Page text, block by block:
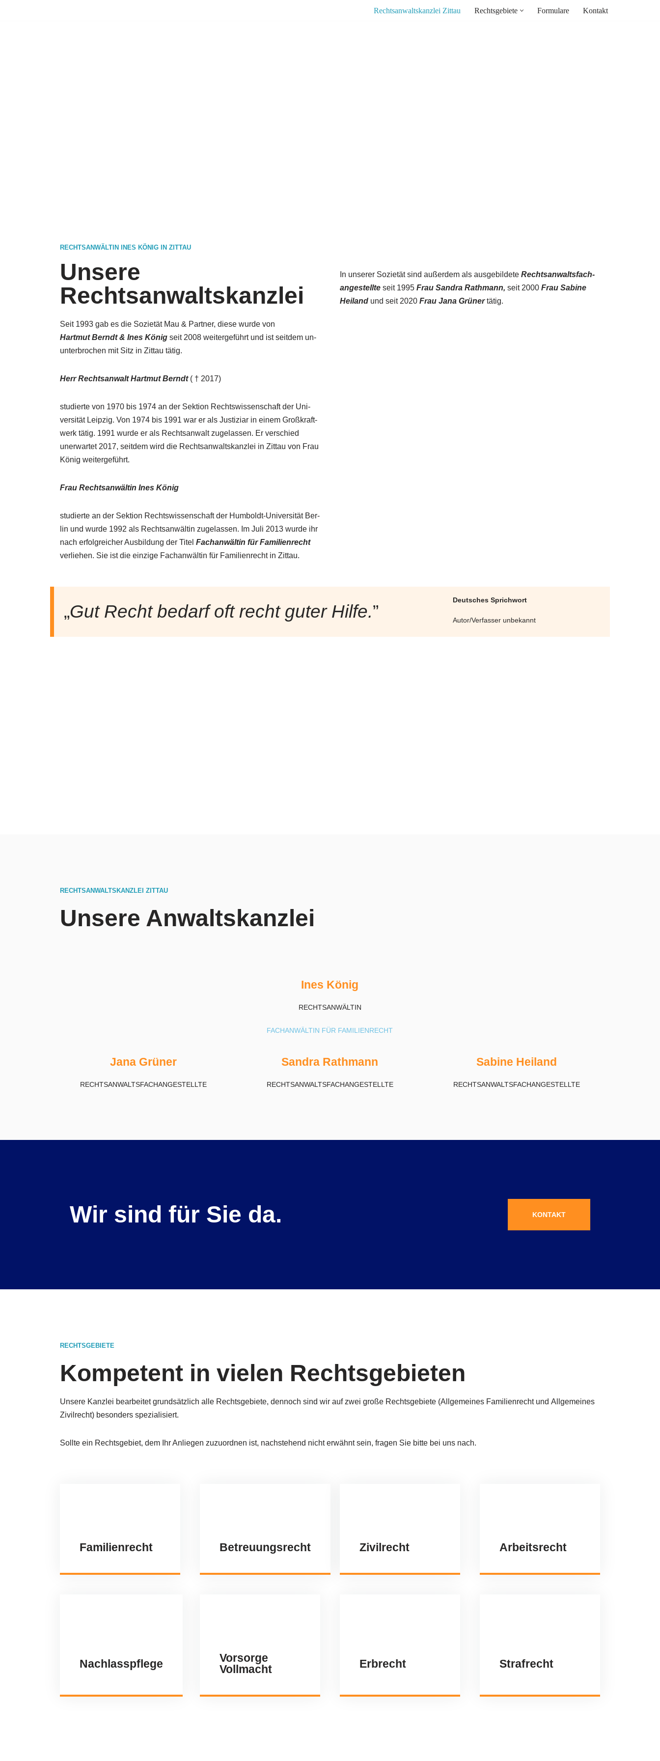
Rechtsanwaltskanzlei Zittau Rechtsgebiete Formulare Kontakt
RECHTSANWÄLTIN INES KÖNIG IN ZITTAU
Unsere
Rechtsanwaltskanzlei
Seit 1993 gab es die Sozietät Mau & Partner, diese wurde von
Hart­mut Berndt & In­es Kö­nig seit 2008 weitergeführt und ist seit­dem un­
un­ter­bro­chen mit Sitz in Zit­tau tä­tig.
Herr Rechts­an­walt Hart­mut Berndt( † 2017)
stu­dier­te von 1970 bis 1974 an der Sek­ti­on Rechts­wissen­schaft der Uni­
ver­si­tät Leipzig. Von 1974 bis 1991 war er als Jus­ti­ziar in einem Groß­kraft­
werk tä­tig. 1991 wur­de er als Rechts­an­walt zu­gelas­sen. Er verschied
unerwartet 2017, seitdem wird die Rechtsanwaltskanzlei in Zittau von Frau
König weitergeführt.
Frau Recht­san­wältin In­es Kö­nig
stu­dier­te an der Sek­ti­on Rechts­wis­sen­schaft der Hum­boldt-Universität Ber­
lin und wur­de 1992 als Rechts­an­wäl­tin zugelassen. Im Ju­li 2013 wurde ihr
nach er­folg­rei­cher Aus­bil­dung der Titel Fachanwäl­tin für Fa­mi­li­en­recht
verliehen. Sie ist die einzige Fachanwältin für Familienrecht in Zittau.
In unserer So­zi­etät sind au­ßer­dem als ausgebildete Rechts­an­walts­fach­
an­ge­stell­te seit 1995 Frau San­dra Rath­mann, seit 2000 Frau Sa­bine
Hei­land und seit 2020 Frau Jana Grünertä­tig.
„Gut Recht be­darf oft recht gu­ter Hil­fe.”
Deutsches Sprichwort
Autor/Verfasser unbekannt
RECHTSANWALTSKANZLEI ZITTAU
Unsere Anwaltskanzlei
In­es Kö­nig
RECHT­SAN­WÄLTIN
FACHANWÄLTIN FÜR FAMILIENRECHT
Jana Grüner
RECHTS­AN­WALTS­FACH­AN­GE­STELL­TE
San­dra Rath­mann
RECHTS­AN­WALTS­FACH­AN­GE­STELL­TE
Sa­bine Hei­land
RECHTS­AN­WALTS­FACH­AN­GE­STELL­TE
Wir sind für Sie da. KONTAKT
RECHTSGEBIETE
Kompetent in vielen Rechtsgebieten
Un­se­re Kanz­lei be­ar­bei­tet grund­sätz­lich al­le Rechts­ge­bie­te, dennoch sind wir auf zwei große Rechtsgebiete (All­ge­mei­nes Fa­mi­li­en­recht und All­ge­mei­nes
Zivilrecht) besonders spezialisiert.
Soll­te ei­n Rechts­ge­biet, dem Ihr An­lie­gen zu­zu­ord­nen ist, nachstehend nicht er­wähnt sein, fragen Sie bit­te bei uns nach.
Familienrecht Betreuungsrecht Zivilrecht Arbeitsrecht
Nachlasspflege
Vorsorge
Vollmacht
Erbrecht Strafrecht